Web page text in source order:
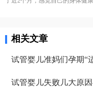
吃不好睡不好。 由于积液严重
多。这关算是熬过去了。 补充
轻，卵巢敏感，受到大量药物刺
医生说要平常心，但我看姐妹
又吓得不行，但是我想既然都
天移植。 11月28号移植当天，
相关文章
试管婴儿准妈们孕期“
试管婴儿失败几大原